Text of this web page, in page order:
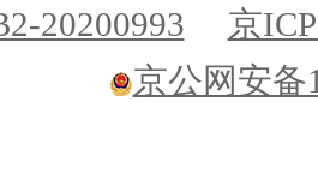
20200993
京
京公网安备